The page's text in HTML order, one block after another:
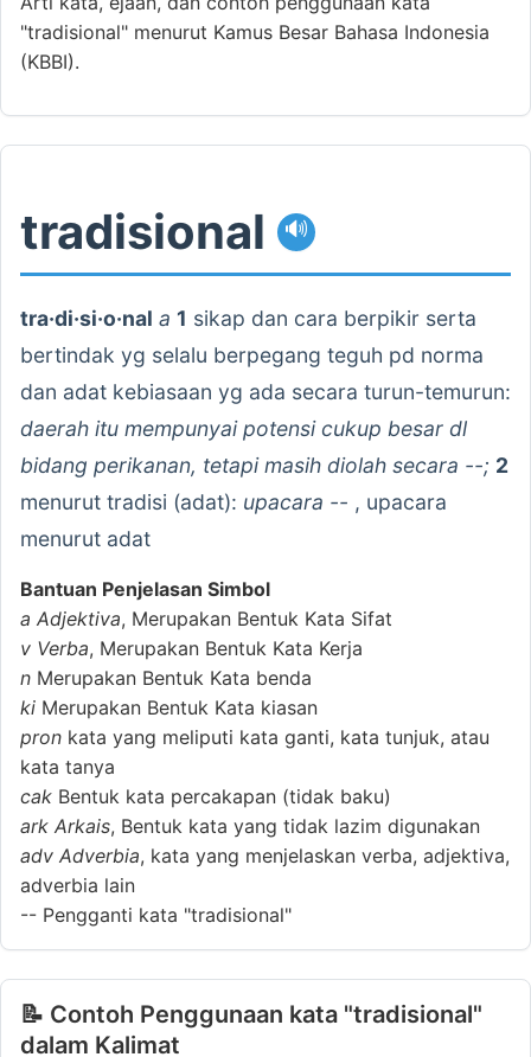
"tradisional" menurut Kamus Besar Bahasa Indonesia
(KBBI).
tradisional 🔊
tra·di·si·o·nal a 1 sikap dan cara berpikir serta
bertindak yg selalu berpegang teguh pd norma
dan adat kebiasaan yg ada secara turun-temurun:
daerah itu mempunyai potensi cukup besar dl
bidang perikanan, tetapi masih diolah secara --; 2
menurut tradisi (adat): upacara -- , upacara
menurut adat
Bantuan Penjelasan Simbol
a Adjektiva, Merupakan Bentuk Kata Sifat
v Verba, Merupakan Bentuk Kata Kerja
n Merupakan Bentuk Kata benda
ki Merupakan Bentuk Kata kiasan
pron kata yang meliputi kata ganti, kata tunjuk, atau
kata tanya
cak Bentuk kata percakapan (tidak baku)
ark Arkais, Bentuk kata yang tidak lazim digunakan
adv Adverbia, kata yang menjelaskan verba, adjektiva,
adverbia lain
-- Pengganti kata "tradisional"
📝 Contoh Penggunaan kata "tradisional"
dalam Kalimat